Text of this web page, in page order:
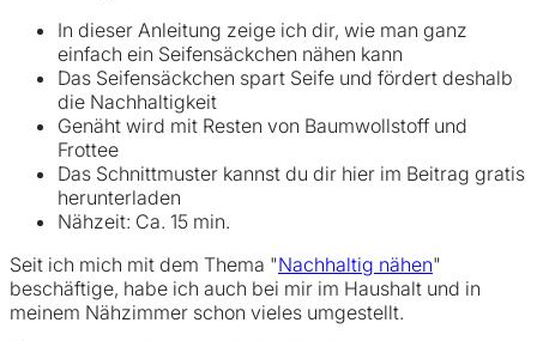
In dieser Anleitung zeige ich dir, wie man ganz
einfach ein Seifensäckchen nähen kann
Das Seifensäckchen spart Seife und fördert deshalb
die Nachhaltigkeit
Genäht wird mit Resten von Baumwollstoff und
Frottee
Das Schnittmuster kannst du dir hier im Beitrag gratis
herunterladen
Nähzeit: Ca. 15 min.
Seit ich mich mit dem Thema "Nachhaltig nähen"
beschäftige, habe ich auch bei mir im Haushalt und in
meinem Nähzimmer schon vieles umgestellt.